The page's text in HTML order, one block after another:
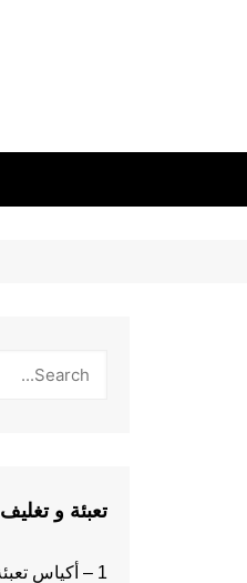
تعبئة و تغليف
1 – أكياس تعبئة و تغليف